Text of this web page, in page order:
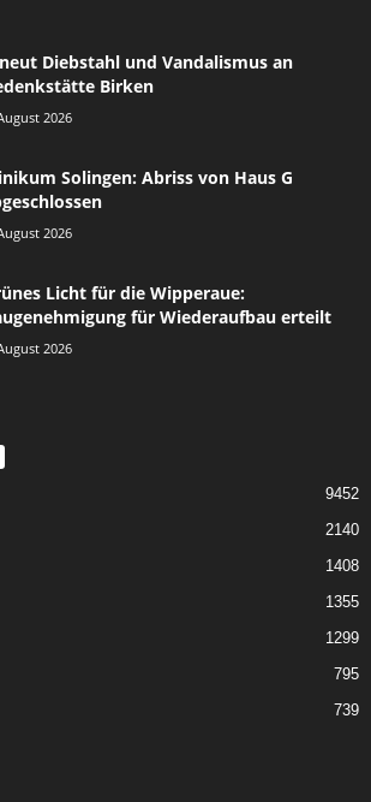
Diebstahl und Vandalismus an
Birken
2026
Solingen: Abriss von Haus G
2026
Licht für die Wipperaue:
für Wiederaufbau erteilt
2026
9452
2140
1408
1355
1299
795
739